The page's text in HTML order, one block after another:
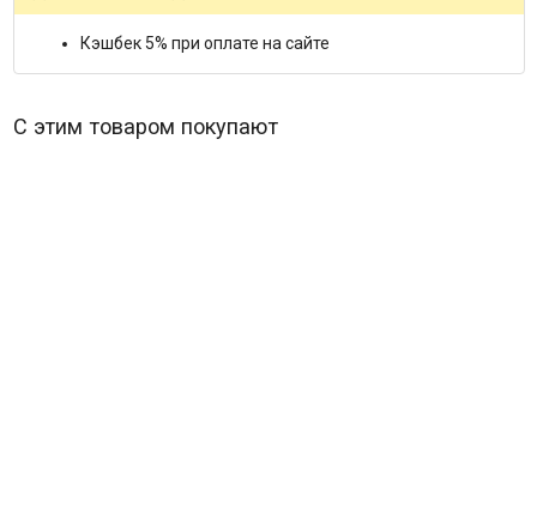
Кэшбек 5% при оплате на сайте
С этим товаром покупают